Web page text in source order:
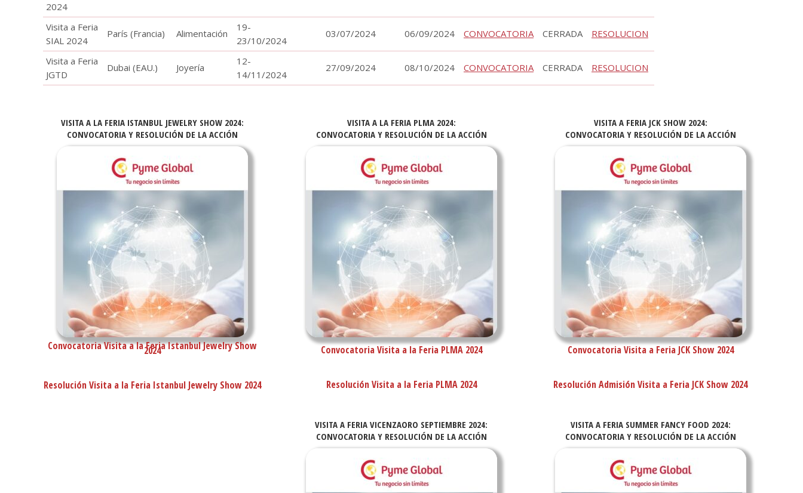
2024
Visita a Feria
SIAL 2024
París (Francia) Alimentación
19-
23/10/2024
03/07/2024 06/09/2024 CONVOCATORIA CERRADA RESOLUCION
Visita a Feria
JGTD
Dubai (EAU.) Joyería
12-
14/11/2024
27/09/2024 08/10/2024 CONVOCATORIA CERRADA RESOLUCION
VISITA A LA FERIA ISTANBUL JEWELRY SHOW 2024:
CONVOCATORIA Y RESOLUCIÓN DE LA ACCIÓN
Convocatoria Visita a la Feria Istanbul Jewelry Show
2024
Resolución Visita a la Feria Istanbul Jewelry Show 2024
VISITA A LA FERIA PLMA 2024:
CONVOCATORIA Y RESOLUCIÓN DE LA ACCIÓN
Convocatoria Visita a la Feria PLMA 2024
Resolución Visita a la Feria PLMA 2024
VISITA A FERIA JCK SHOW 2024:
CONVOCATORIA Y RESOLUCIÓN DE LA ACCIÓN
Convocatoria Visita a Feria JCK Show 2024
Resolución Admisión Visita a Feria JCK Show 2024
VISITA A FERIA VICENZAORO SEPTIEMBRE 2024:
CONVOCATORIA Y RESOLUCIÓN DE LA ACCIÓN
VISITA A FERIA SUMMER FANCY FOOD 2024:
CONVOCATORIA Y RESOLUCIÓN DE LA ACCIÓN